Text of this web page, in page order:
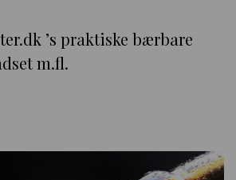
’s praktiske bærbare
m.fl.